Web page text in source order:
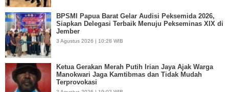
BPSMI Papua Barat Gelar Audisi Peksemida 2026,
Siapkan Delegasi Terbaik Menuju Pekseminas XIX di
Jember
3 Agustus 2026 | 10:28 WIB
Ketua Gerakan Merah Putih Irian Jaya Ajak Warga
Manokwari Jaga Kamtibmas dan Tidak Mudah
Terprovokasi